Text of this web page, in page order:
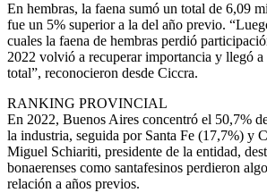
En hembras, la faena sumó un total de 6,09
fue un 5% superior a la del año previo.
cuales la faena de hembras perdió
2022 volvió a recuperar importancia y llegó a
total”, reconocieron desde Ciccra.
RANKING PROVINCIAL
En 2022, Buenos Aires concentró el 50,7%
la industria, seguida por Santa Fe (17,7%) y
Miguel Schiariti, presidente de la entidad,
bonaerenses como santafesinos perdieron
relación a años previos.